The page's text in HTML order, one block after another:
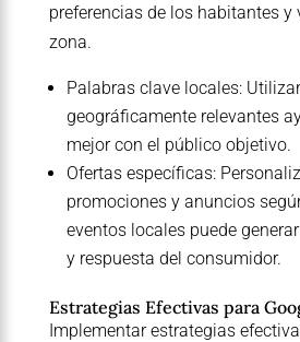
preferencias de los habitantes y
zona.
Palabras clave locales:
geográficamente relevantes
mejor con el público objetivo.
Ofertas específicas:
promociones y anuncios
eventos locales puede
y respuesta del consumidor.
Estrategias Efectivas para
Implementar estrategias